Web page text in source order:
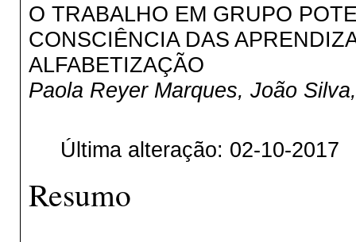
O TRABALHO EM GRUPO
CONSCIÊNCIA DAS
ALFABETIZAÇÃO
Paola Reyer Marques, João
Última alteração: 02-10-2017
Resumo